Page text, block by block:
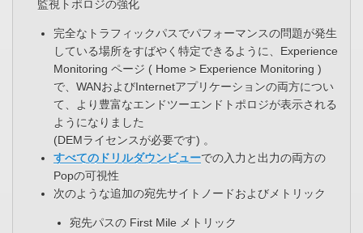
監視トポロジの強化
完全なトラフィックパスでパフォーマンスの問題が発生
している場所をすばやく特定できるように、Experience
Monitoring ページ ( Home > Experience Monitoring )
で、WANおよびInternetアプリケーションの両方につい
て、​より豊富なエンドツーエンドトポロジが表示される
ようになりました ​
(DEMライセンスが必要です) 。​
すべてのドリルダウンビューでの入力と出力の両方の
Popの可視性​
次のような追加の宛先サイトノードおよびメトリック​
宛先パスの First Mile メトリック​